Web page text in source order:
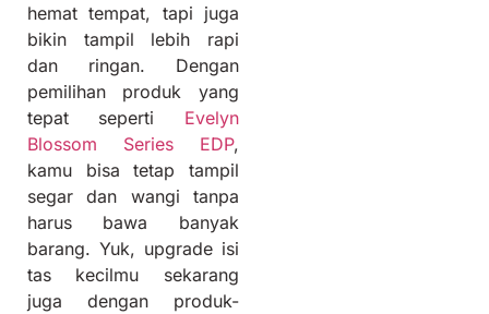
hemat tempat, tapi juga
bikin tampil lebih rapi
dan ringan. Dengan
pemilihan produk yang
tepat seperti Evelyn
Blossom Series EDP,
kamu bisa tetap tampil
segar dan wangi tanpa
harus bawa banyak
barang. Yuk, upgrade isi
tas kecilmu sekarang
juga dengan produk-